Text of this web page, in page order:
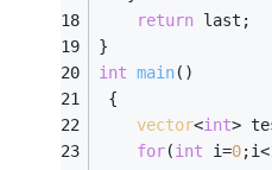
return
}
int main()
{
vector<int>
for(int i=0;i<